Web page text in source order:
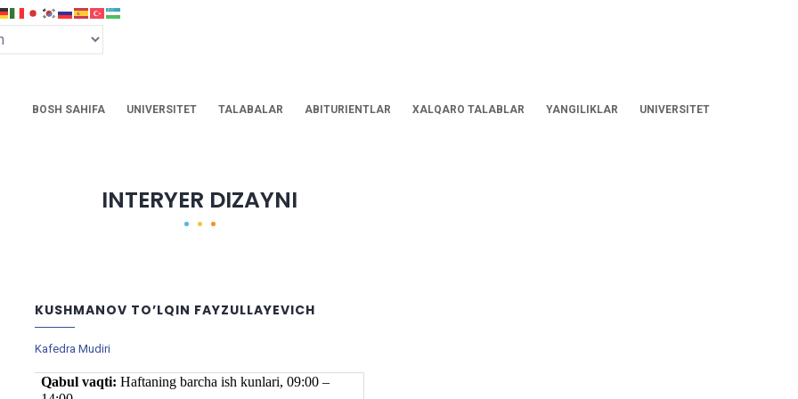
BOSH SAHIFA UNIVERSITET TALABALAR ABITURIENTLAR XALQARO TALABLAR YANGILIKLAR UNIVERSITET
INTERYER DIZAYNI
KUSHMANOV TO’LQIN FAYZULLAYEVICH
Kafedra Mudiri
Qabul vaqti: Haftaning barcha ish kunlari, 09:00 –